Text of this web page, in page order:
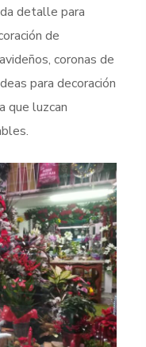
detalle para
de
coronas de
para decoración
que luzcan